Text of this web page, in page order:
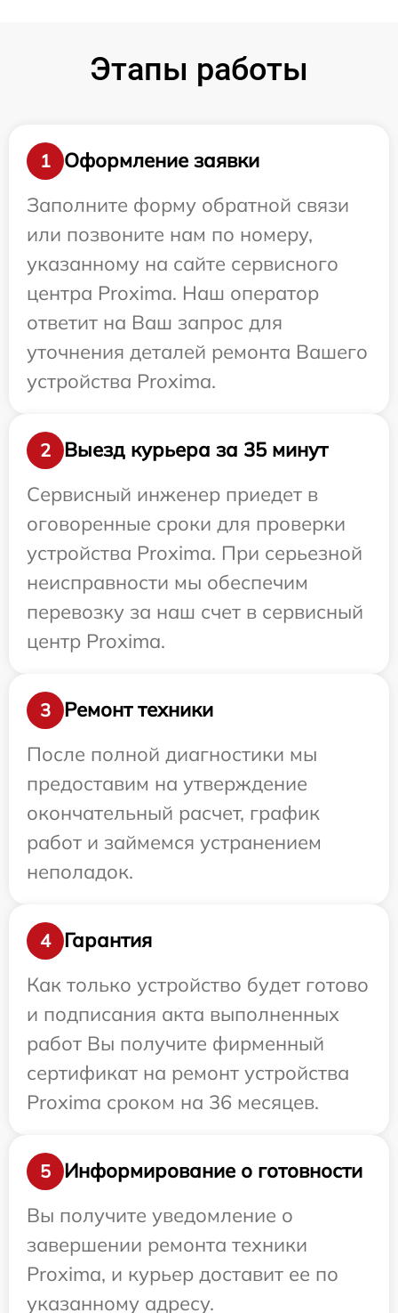
Этапы работы
1
Оформление заявки
Заполните форму обратной связи
или позвоните нам по номеру,
указанному на сайте сервисного
центра Proxima. Наш оператор
ответит на Ваш запрос для
уточнения деталей ремонта Вашего
устройства Proxima.
2
Выезд курьера за 35 минут
Сервисный инженер приедет в
оговоренные сроки для проверки
устройства Proxima. При серьезной
неисправности мы обеспечим
перевозку за наш счет в сервисный
центр Proxima.
3
Ремонт техники
После полной диагностики мы
предоставим на утверждение
окончательный расчет, график
работ и займемся устранением
неполадок.
4
Гарантия
Как только устройство будет готово
и подписания акта выполненных
работ Вы получите фирменный
сертификат на ремонт устройства
Proxima сроком на 36 месяцев.
5
Информирование о готовности
Вы получите уведомление о
завершении ремонта техники
Proxima, и курьер доставит ее по
указанному адресу.